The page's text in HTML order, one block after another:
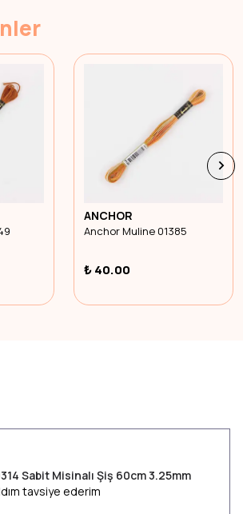
ANCHOR
Anchor Muline 01385
₺ 40.00
Sabit Misinalı Şiş 60cm 3.25mm
tavsiye ederim